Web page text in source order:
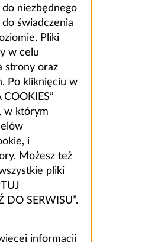
niezbędnego
świadczenia
Pliki
w celu
strony oraz
Po kliknięciu w
w którym
i
Możesz też
pliki
DO SERWISU”.
informacji